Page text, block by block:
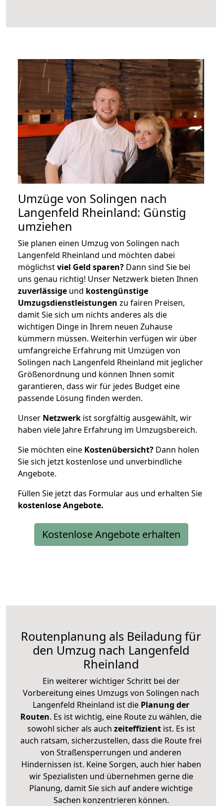
Umzüge von Solingen nach
Langenfeld Rheinland: Günstig
umziehen
Sie planen einen Umzug von Solingen nach
Langenfeld Rheinland und möchten dabei
möglichstviel Geld sparen? Dann sind Sie bei
uns genau richtig! Unser Netzwerk bieten Ihnen
zuverlässige und kostengünstige
Umzugsdienstleistungen zu fairen Preisen,
damit Sie sich um nichts anderes als die
wichtigen Dinge in Ihrem neuen Zuhause
kümmern müssen. Weiterhin verfügen wir über
umfangreiche Erfahrung mit Umzügen von
Solingen nach Langenfeld Rheinland mit jeglicher
Größenordnung und können Ihnen somit
garantieren, dass wir für jedes Budget eine
passende Lösung finden werden.
Unser Netzwerk ist sorgfältig ausgewählt, wir
haben viele Jahre Erfahrung im Umzugsbereich.
Sie möchten eine Kostenübersicht? Dann holen
Sie sich jetzt kostenlose und unverbindliche
Angebote.
Füllen Sie jetzt das Formular aus und erhalten Sie
kostenloseAngebote.
Kostenlose Angebote erhalten
Routenplanung als Beiladung für
den Umzug nach Langenfeld
Rheinland
Ein weiterer wichtiger Schritt bei der
Vorbereitung eines Umzugs von Solingen nach
Langenfeld Rheinland ist die Planung der
Routen. Es ist wichtig, eine Route zu wählen, die
sowohl sicher als auch zeiteffizientist. Es ist
auch ratsam, sicherzustellen, dass die Route frei
von Straßensperrungen und anderen
Hindernissen ist. Keine Sorgen, auch hier haben
wir Spezialisten und übernehmen gerne die
Planung, damit Sie sich auf andere wichtige
Sachen konzentrieren können.